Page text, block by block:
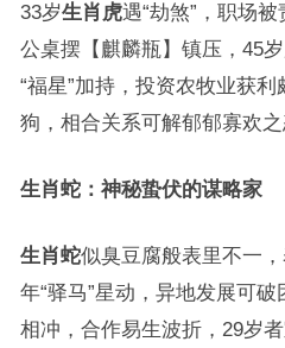
33岁生肖虎遇“劫煞”，职场
公桌摆【麒麟瓶】镇压，45
“福星”加持，投资农牧业获
狗，相合关系可解郁郁寡欢之
生肖蛇：神秘蛰伏的谋略家
生肖蛇似臭豆腐般表里不一
年“驿马”星动，异地发展可
相冲，合作易生波折，29岁